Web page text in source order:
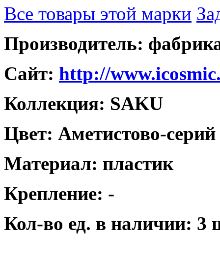
Все товары этой марки
Производитель:
Caйт: http://
Коллекция: SAKU
Цвет: Аметистово-серий
Материал: пластик
Крепление: -
Кол-во ед. в наличии: 3